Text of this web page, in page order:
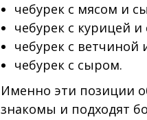
чебурек с мясом и
чебурек с курицей
чебурек с ветчиной
чебурек с сыром.
Именно эти позиции
знакомы и подходят